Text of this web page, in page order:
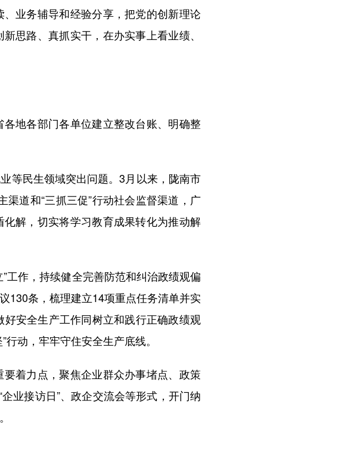
业务辅导和经验分享，把党的创新理论
思路、真抓实干，在办实事上看业绩、
地各部门各单位建立整改台账、明确整
民生领域突出问题。3月以来，陇南市
道和“三抓三促”行动社会监督渠道，广
解，切实将学习教育成果转化为推动解
作，持续健全完善防范和纠治政绩观偏
130条，梳理建立14项重点任务清单并实
安全生产工作同树立和践行正确政绩观
动，牢牢守住安全生产底线。
着力点，聚焦企业群众办事堵点、政策
业接访日”、政企交流会等形式，开门纳